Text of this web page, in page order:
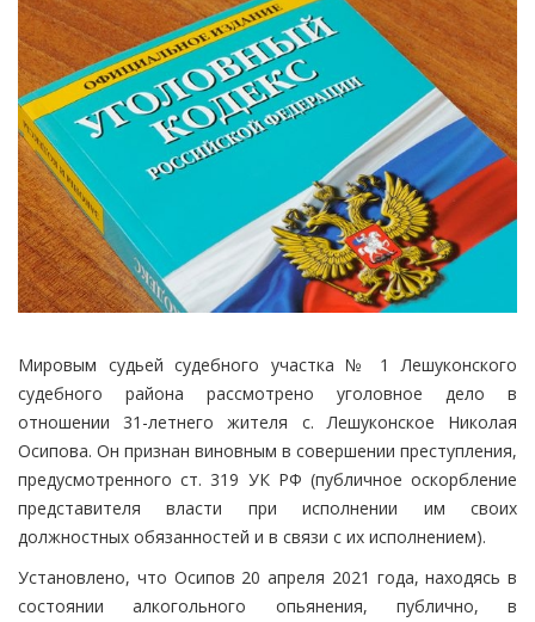
Мировым судьей судебного участка № 1 Лешуконского
судебного района рассмотрено уголовное дело в
отношении 31-летнего жителя с. Лешуконское Николая
Осипова. Он признан виновным в совершении преступления,
предусмотренного ст. 319 УК РФ (публичное оскорбление
представителя власти при исполнении им своих
должностных обязанностей и в связи с их исполнением).
Установлено, что Осипов 20 апреля 2021 года, находясь в
состоянии алкогольного опьянения, публично, в